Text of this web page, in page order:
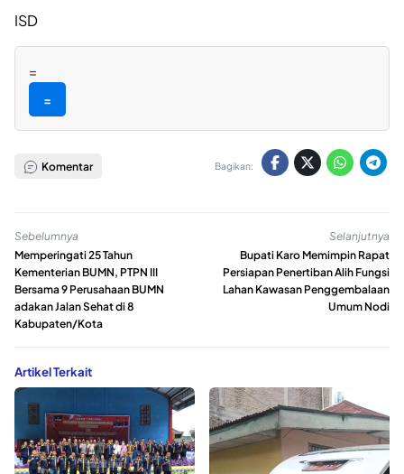
ISD
=
=
Komentar Bagikan:
Sebelumnya
Memperingati 25 Tahun
Kementerian BUMN, PTPN III
Bersama 9 Perusahaan BUMN
adakan Jalan Sehat di 8
Kabupaten/Kota
Selanjutnya
Bupati Karo Memimpin Rapat
Persiapan Penertiban Alih Fungsi
Lahan Kawasan Penggembalaan
Umum Nodi
Artikel Terkait